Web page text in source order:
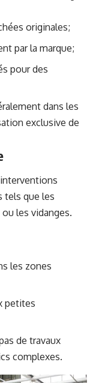
originales;
par la marque;
pour des
dans les
exclusive de
tels que les
les vidanges.
les zones
petites
de travaux
complexes.